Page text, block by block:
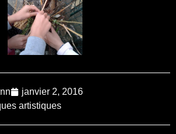
janvier 2, 2016
artistiques